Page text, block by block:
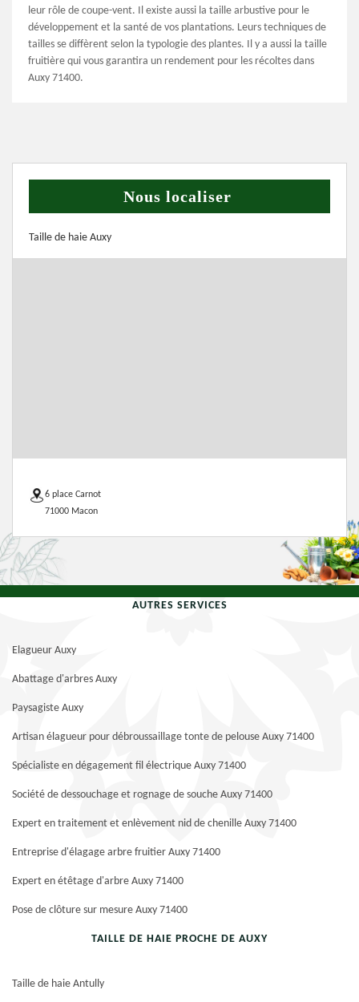
leur rôle de coupe-vent. Il existe aussi la taille arbustive pour le
développement et la santé de vos plantations. Leurs techniques de
tailles se diffèrent selon la typologie des plantes. Il y a aussi la taille
fruitière qui vous garantira un rendement pour les récoltes dans
Auxy 71400.
Nous localiser
Taille de haie Auxy
6 place Carnot
71000 Macon
AUTRES SERVICES
Elagueur Auxy
Abattage d'arbres Auxy
Paysagiste Auxy
Artisan élagueur pour débroussaillage tonte de pelouse Auxy 71400
Spécialiste en dégagement fil électrique Auxy 71400
Société de dessouchage et rognage de souche Auxy 71400
Expert en traitement et enlèvement nid de chenille Auxy 71400
Entreprise d'élagage arbre fruitier Auxy 71400
Expert en étêtage d'arbre Auxy 71400
Pose de clôture sur mesure Auxy 71400
TAILLE DE HAIE PROCHE DE AUXY
Taille de haie Antully